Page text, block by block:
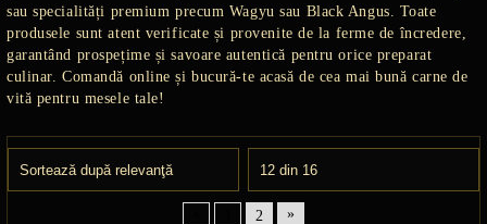
sau specialități premium precum Wagyu sau Black Angus. Toate
produsele sunt atent verificate și provenite de la ferme de încredere,
garantând prospețime și savoare autentică pentru orice preparat
culinar. Comandă online și bucură-te acasă de cea mai bună carne de
vită pentru mesele tale!
2 »